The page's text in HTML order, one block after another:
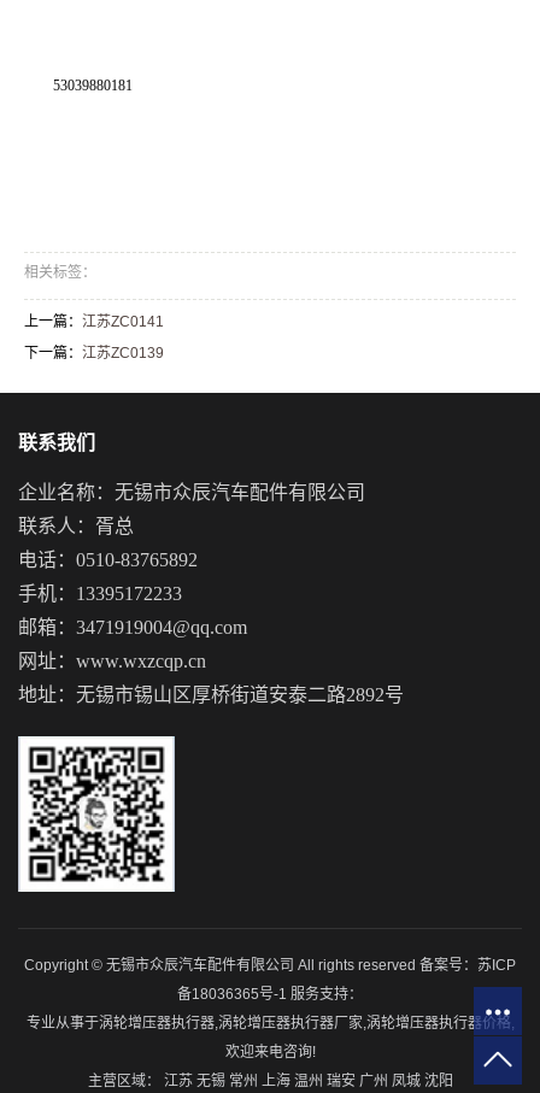
53039880181
相关标签：
上一篇： 江苏ZC0141
下一篇： 江苏ZC0139
联系我们
企业名称：无锡市众辰汽车配件有限公司
联系人：胥总
电话：0510-83765892
手机：13395172233
邮箱：3471919004@qq.com
网址：www.wxzcqp.cn
地址：无锡市锡山区厚桥街道安泰二路2892号
Copyright © 无锡市众辰汽车配件有限公司 All rights reserved 备案号： 苏ICP
备18036365号-1 服务支持：
专业从事于涡轮增压器执行器, 涡轮增压器执行器厂家 涡轮增压器执行器价格
欢迎来电咨询!
主营区域： 江苏 无锡 常州 上海 温州 瑞安 广州 凤城 沈阳